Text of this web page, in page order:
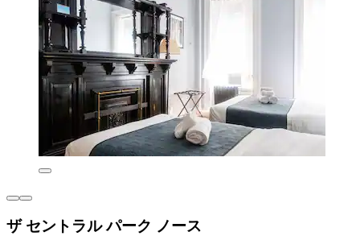
ザ セントラル パーク ノース